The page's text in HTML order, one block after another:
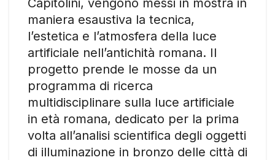
Capitolini, vengono messi in mostra in
maniera esaustiva la tecnica,
l’estetica e l’atmosfera della luce
artificiale nell’antichità romana. Il
progetto prende le mosse da un
programma di ricerca
multidisciplinare sulla luce artificiale
in età romana, dedicato per la prima
volta all’analisi scientifica degli oggetti
di illuminazione in bronzo delle città di